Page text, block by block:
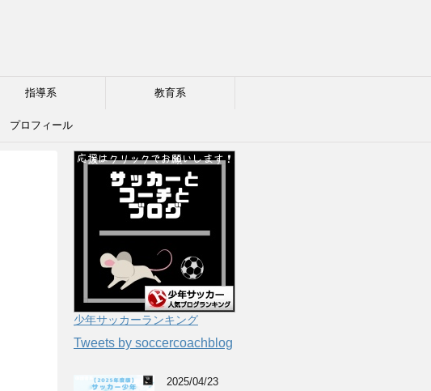
指導系 教育系
プロフィール
少年サッカーランキング
Tweets by soccercoachblog
2025/04/23